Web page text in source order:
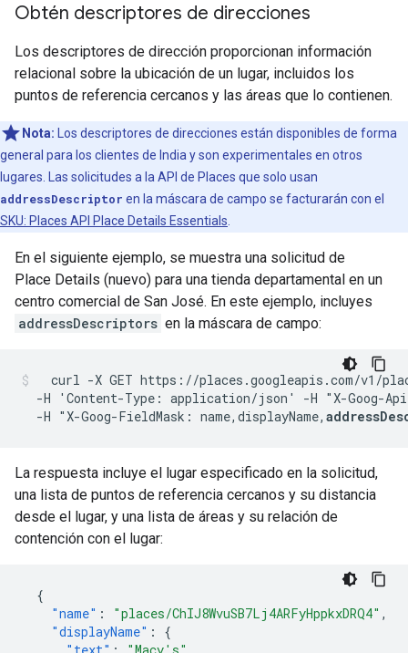
Obtén descriptores de direcciones
Los descriptores de dirección proporcionan información
relacional sobre la ubicación de un lugar, incluidos los
puntos de referencia cercanos y las áreas que lo contienen.
Nota: Los descriptores de direcciones están disponibles de forma
general para los clientes de India y son experimentales en otros
lugares. Las solicitudes a la API de Places que solo usan
addressDescriptor en la máscara de campo se facturarán con el
SKU: Places API Place Details Essentials
En el siguiente ejemplo, se muestra una solicitud de
Place Details (nuevo) para una tienda departamental en un
centro comercial de San José. En este ejemplo, incluyes
addressDescriptors en la máscara de campo:
curl -X GET https://places.googleapis.com/v1/
-H 'Content-Type: application/json' -H "X-Goog-
  -H "X-Goog-FieldMask: name,displayName,
La respuesta incluye el lugar especificado en la solicitud,
una lista de puntos de referencia cercanos y su distancia
desde el lugar, y una lista de áreas y su relación de
contención con el lugar:
{
"name" : "places/ChIJ8WvuSB7Lj4ARFyHppkxDRQ4" ,
"displayName" :
{